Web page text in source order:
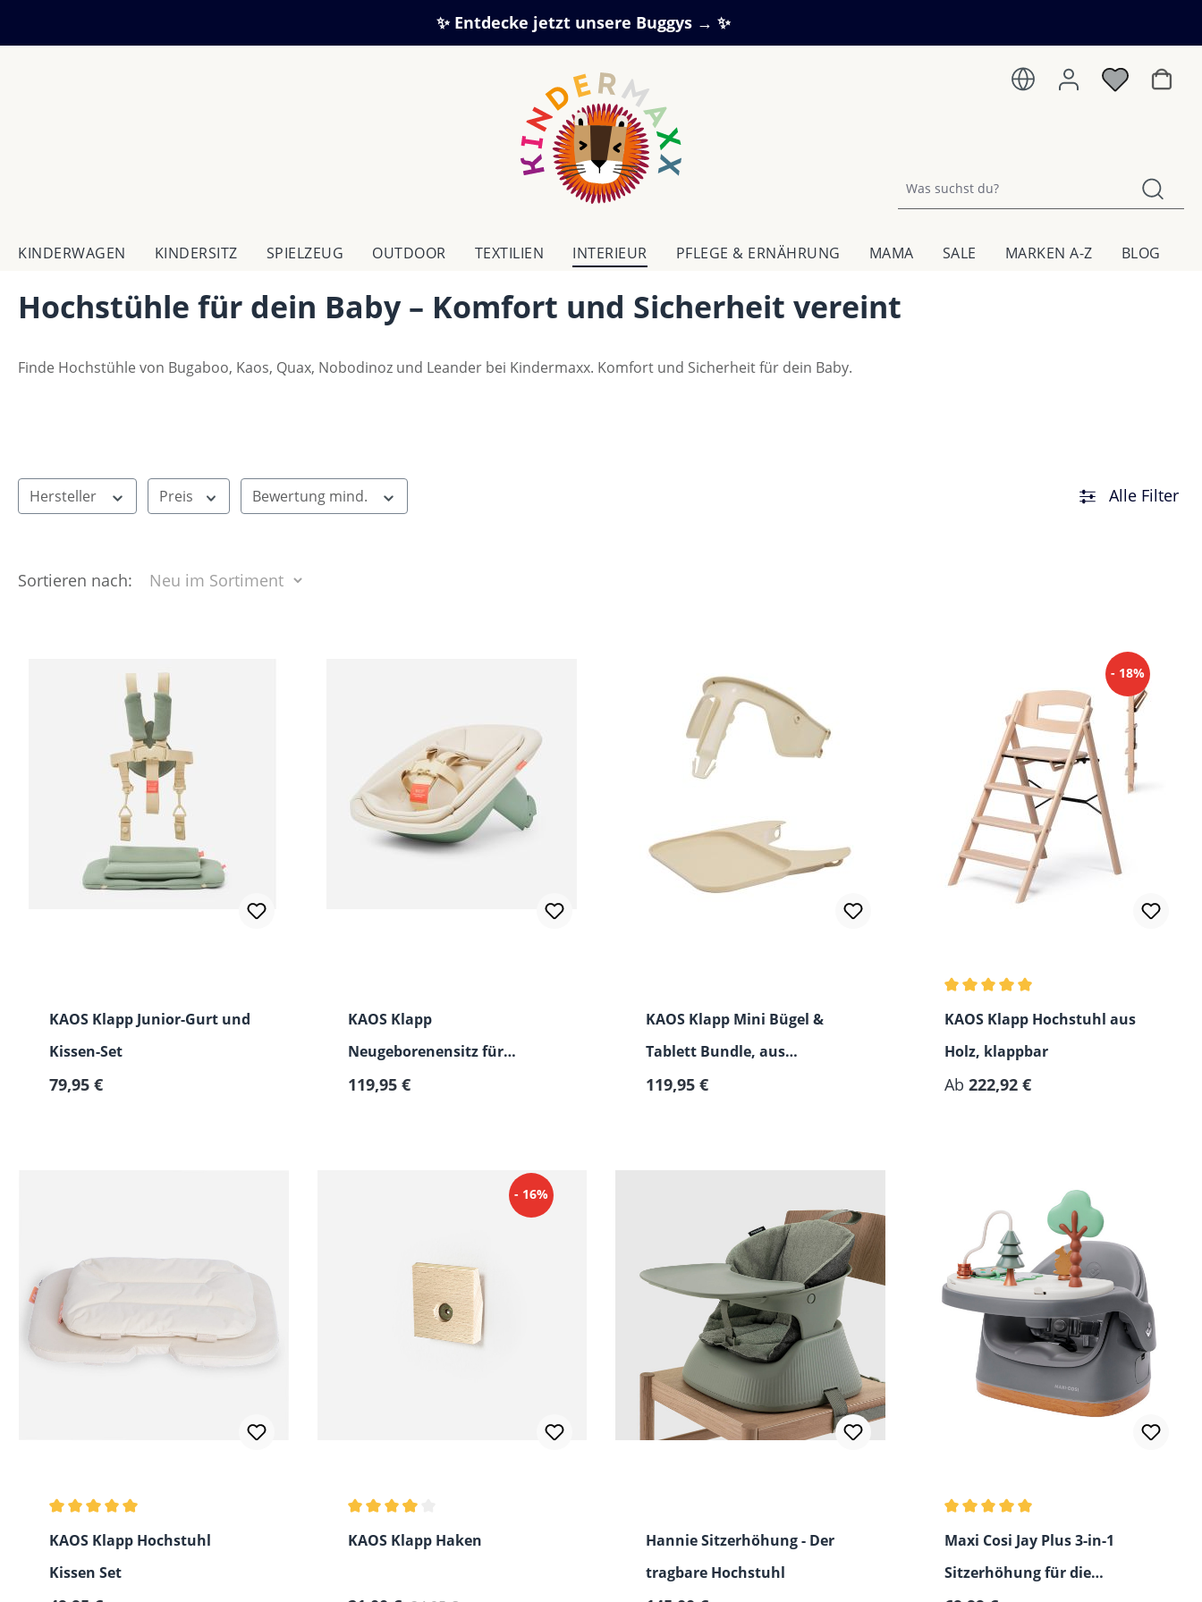
✨ Entdecke jetzt unsere Buggys → ✨
KINDERWAGEN KINDERSITZ SPIELZEUG OUTDOOR TEXTILIEN IN­TE­RI­EUR PFLEGE & ERNÄHRUNG MAMA SALE MARKEN A-Z BLOG
Hochstühle für dein Baby – Komfort und Sicherheit vereint
Finde Hochstühle von Bugaboo, Kaos, Quax, Nobodinoz und Leander bei Kindermaxx. Komfort und Sicherheit für dein Baby.
Hersteller Preis Bewertung mind. Alle Filter
Sortieren nach:
KAOS Klapp Junior-Gurt und
Kissen-Set
Regulärer Preis:
79,95 €
KAOS Klapp
Neugeborenensitz für
Hochstuhl
Regulärer Preis:
119,95 €
KAOS Klapp Mini Bügel &
Tablett Bundle, aus
recyceltem Kunststoff
Regulärer Preis:
119,95 €
- 18%
KAOS Klapp Hochstuhl aus
Holz, klappbar
Ab 222,92 €
KAOS Klapp Hochstuhl
Kissen Set
- 16%
KAOS Klapp Haken
Hannie Sitzerhöhung - Der
tragbare Hochstuhl
Maxi Cosi Jay Plus 3-in-1
Sitzerhöhung für die